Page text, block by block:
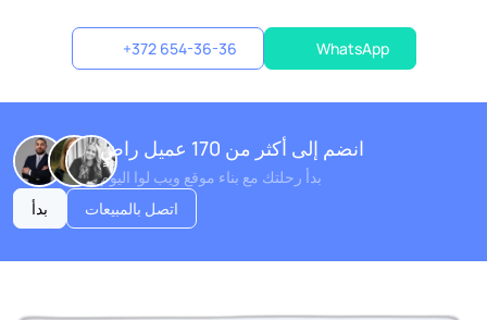
+372 654-36-36 WhatsApp
انضم إلى أكثر من 170 عميل راضٍ
بدأ رحلتك مع بناء موقع ويب لوا اليوم
بدأ
اتصل بالمبيعات